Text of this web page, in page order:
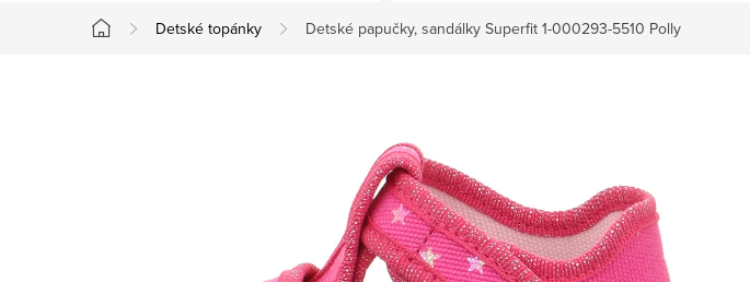
Domov
Detské topánky Detské papučky, sandálky Superfit 1-000293-5510 Polly